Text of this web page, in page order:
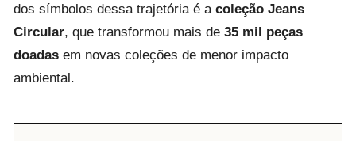
dos símbolos dessa trajetória é a coleção Jeans
Circular, que transformou mais de 35 mil peças
doadas em novas coleções de menor impacto
ambiental.